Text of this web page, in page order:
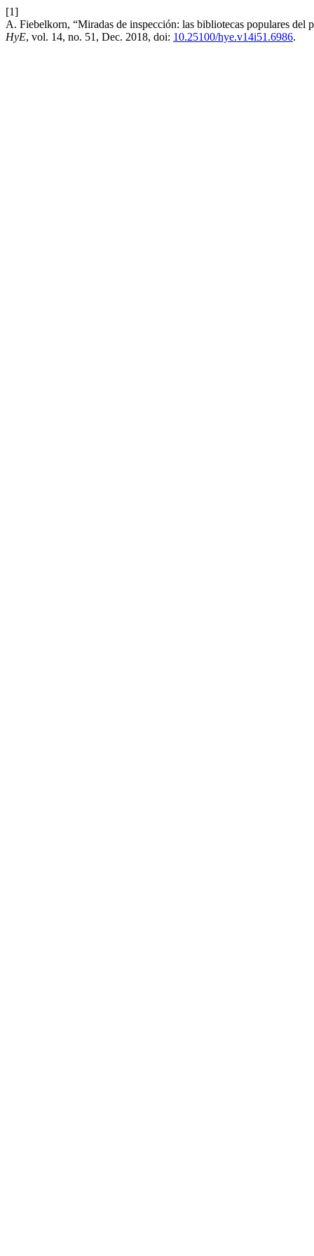
[1]
A. Fiebelkorn, “Miradas de inspección: las bibliotecas populares
HyE, vol. 14, no. 51, Dec. 2018, doi: 10.25100/hye.v14i51.6986.